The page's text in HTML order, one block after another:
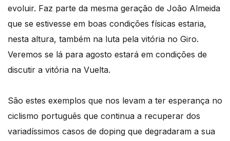
evoluir. Faz parte da mesma geração de João Almeida
que se estivesse em boas condições físicas estaria,
nesta altura, também na luta pela vitória no Giro.
Veremos se lá para agosto estará em condições de
discutir a vitória na Vuelta.
São estes exemplos que nos levam a ter esperança no
ciclismo português que continua a recuperar dos
variadíssimos casos de doping que degradaram a sua